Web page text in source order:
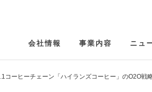
会社情報 事業内容 ニュ
コーヒーチェーン「ハイランズコーヒー」のO2O戦